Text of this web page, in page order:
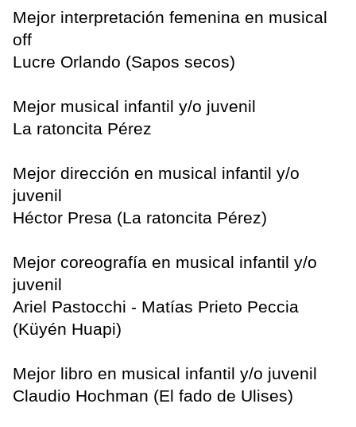
Mejor interpretación femenina en musical
off
Lucre Orlando (Sapos secos)
Mejor musical infantil y/o juvenil
La ratoncita Pérez
Mejor dirección en musical infantil y/o
juvenil
Héctor Presa (La ratoncita Pérez)
Mejor coreografía en musical infantil y/o
juvenil
Ariel Pastocchi - Matías Prieto Peccia
(Küyén Huapi)
Mejor libro en musical infantil y/o juvenil
Claudio Hochman (El fado de Ulises)